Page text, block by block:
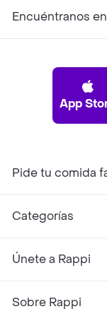
Encuéntranos
App
Pide tu comida
Categorías
Únete a Rappi
Sobre Rappi